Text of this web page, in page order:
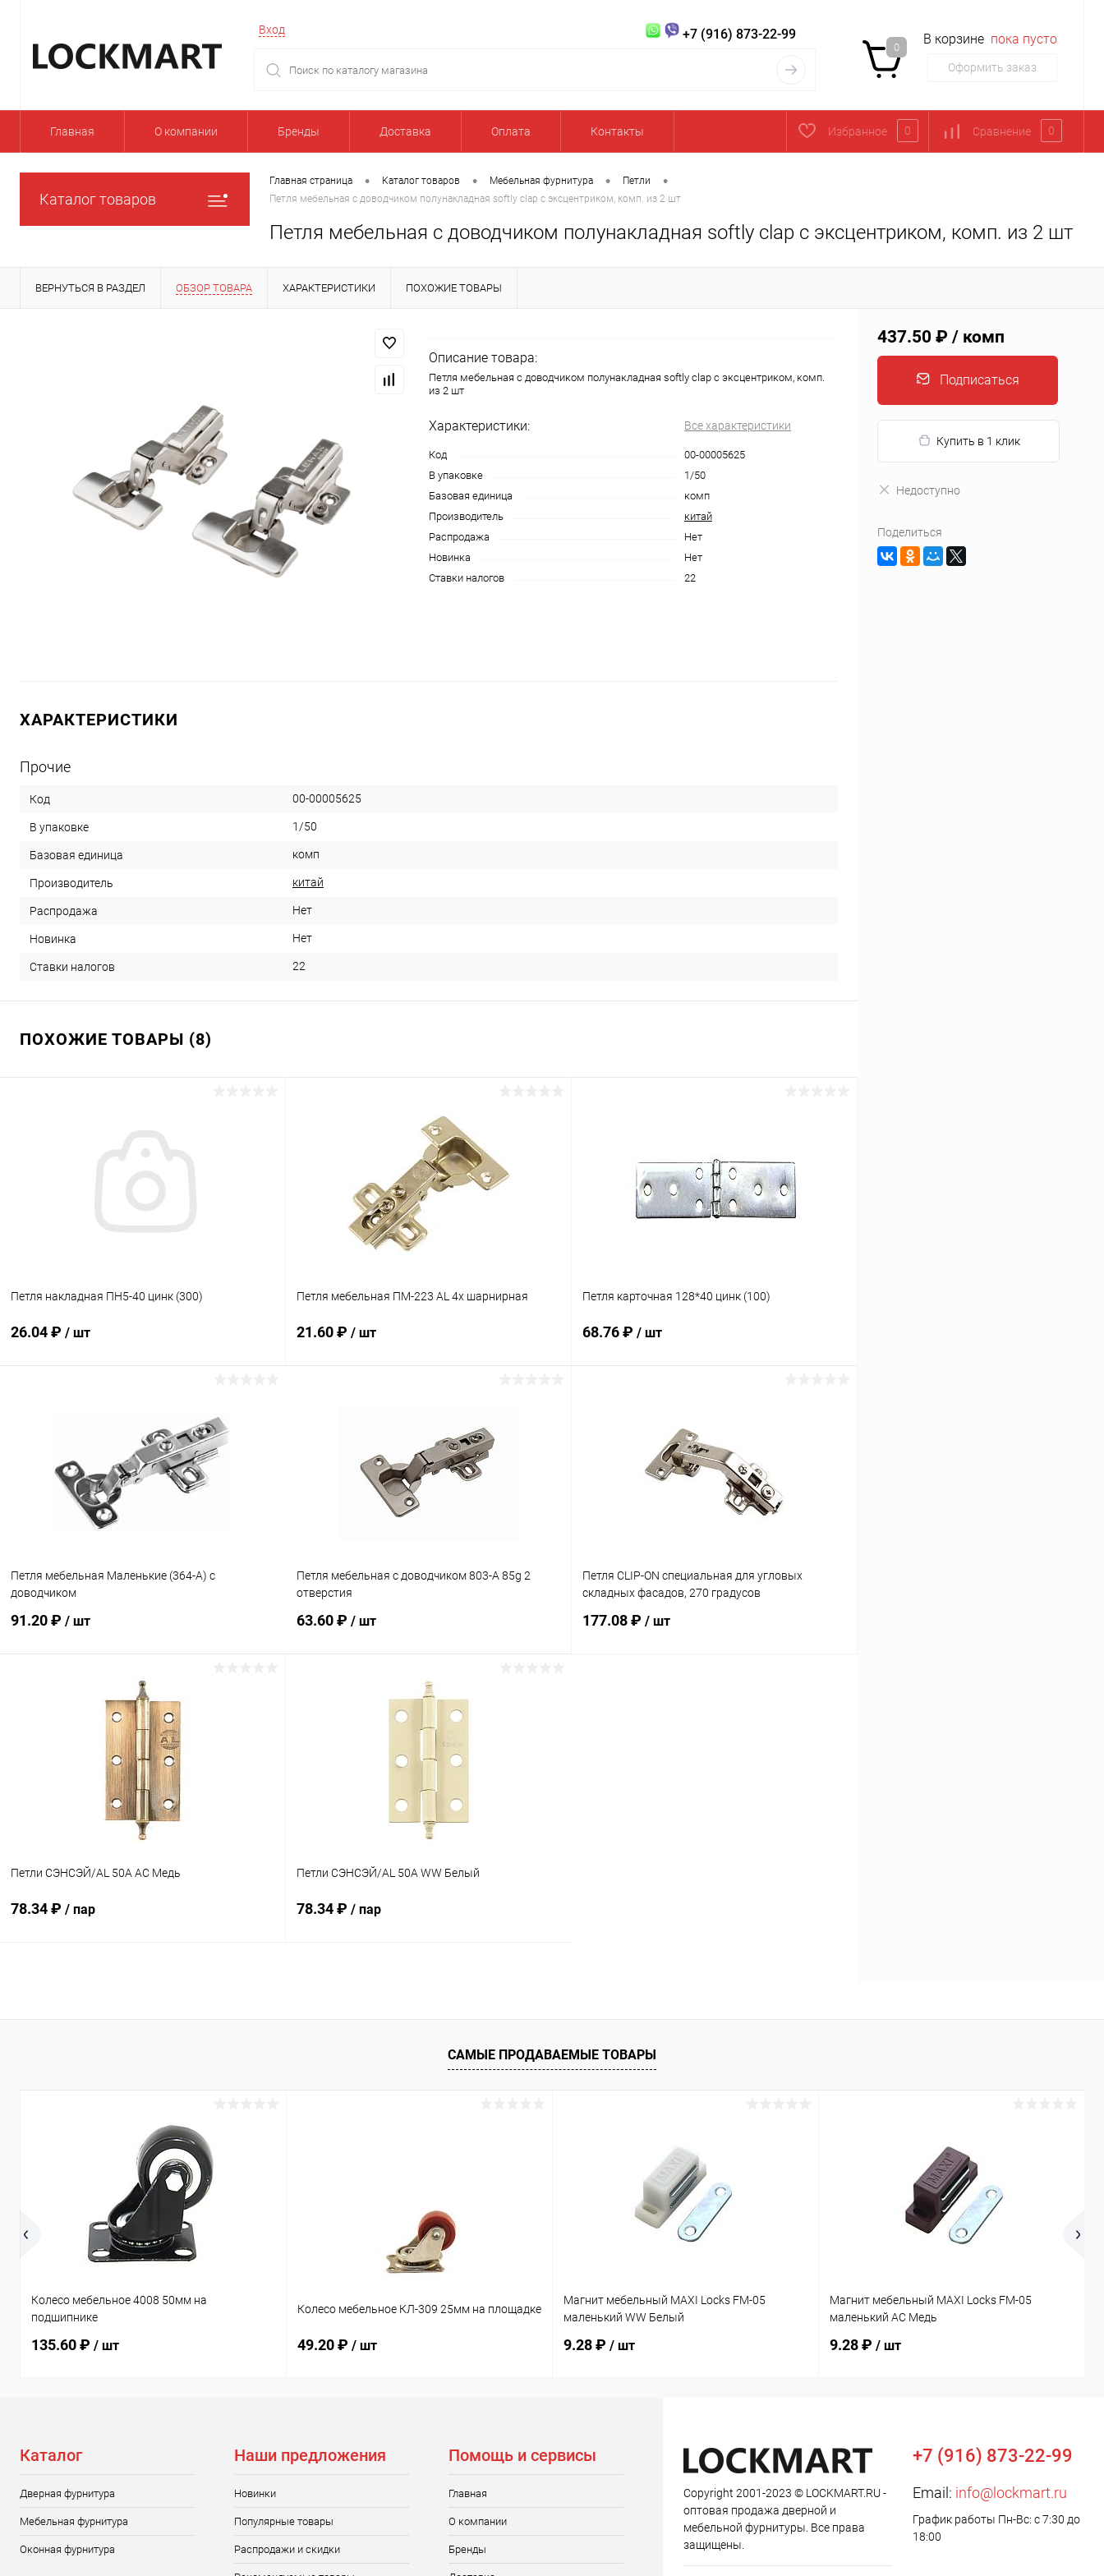
Вход +7 (916) 873-22-99
0
В корзине пока пусто
Оформить заказ
Главная О компании Бренды Доставка Оплата Контакты Избранное 0 Сравнение 0
Каталог товаров
Главная страница • Каталог товаров • Мебельная фурнитура • Петли •
Петля мебельная с доводчиком полунакладная softly clap с эксцентриком, комп. из 2 шт
Петля мебельная с доводчиком полунакладная softly clap с эксцентриком, комп. из 2 шт
ВЕРНУТЬСЯ В РАЗДЕЛ ОБЗОР ТОВАРА ХАРАКТЕРИСТИКИ ПОХОЖИЕ ТОВАРЫ
Описание товара:
Петля мебельная с доводчиком полунакладная softly clap с эксцентриком, комп.
из 2 шт
Характеристики: Все характеристики
Код
00-00005625
В упаковке
1/50
Базовая единица
комп
Производитель
китай
Распродажа
Нет
Новинка
Нет
Ставки налогов
22
ХАРАКТЕРИСТИКИ
Прочие
Код 00-00005625
В упаковке 1/50
Базовая единица комп
Производитель китай
Распродажа Нет
Новинка Нет
Ставки налогов 22
ПОХОЖИЕ ТОВАРЫ (8)
Петля накладная ПН5-40 цинк (300)
26.04 ₽ / шт
Сравнение
В избранное В наличии
Петля мебельная ПМ-223 AL 4х шарнирная
21.60 ₽ / шт
Сравнение
В избранное В наличии
Петля карточная 128*40 цинк (100)
68.76 ₽ / шт
Купить в 1 клик
В избранное В наличии
Петля мебельная Маленькие (364-A) с
доводчиком
91.20 ₽ / шт
В корзину
Сравнение
В наличии
Петля мебельная с доводчиком 803-A 85g 2
отверстия
63.60 ₽ / шт
В корзину
В наличии
Петля CLIP-ON специальная для угловых
складных фасадов, 270 градусов
177.08 ₽ / шт
Петли СЭНСЭЙ/AL 50A AC Медь
78.34 ₽ / пар
Купить в 1 клик Сравнение
Петли СЭНСЭЙ/AL 50A WW Белый
78.34 ₽ / пар
Купить в 1 клик Сравнение
В наличии
437.50 ₽ / комп
Подписаться
Купить в 1 клик
Недоступно
Поделиться
САМЫЕ ПРОДАВАЕМЫЕ ТОВАРЫ
Колесо мебельное 4008 50мм на
подшипнике
135.60 ₽ / шт
Колесо мебельное КЛ-309 25мм на площадке
49.20 ₽ / шт
Магнит мебельный MAXI Locks FM-05
маленький WW Белый
9.28 ₽ / шт
Магнит мебельный MAXI Locks FM-05
маленький AC Медь
9.28 ₽ / шт
Каталог
Дверная фурнитура
Мебельная фурнитура
Оконная фурнитура
Наши предложения
Новинки
Популярные товары
Распродажи и скидки
Помощь и сервисы
Главная
О компании
Бренды
Copyright 2001-2023 © LOCKMART.RU -
оптовая продажа дверной и
мебельной фурнитуры. Все права
защищены.
+7 (916) 873-22-99
Email: info@lockmart.ru
График работы Пн-Вс: с 7:30 до
18:00